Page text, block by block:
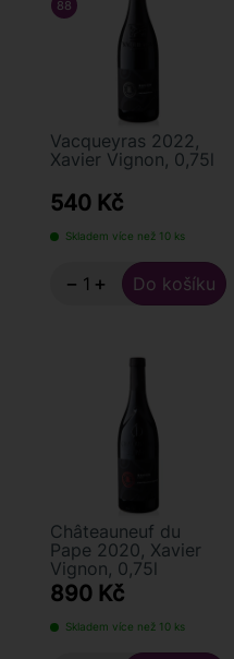
88 ANTONIO GALLONI
Vacqueyras 2022,
Xavier Vignon, 0,75l
540 Kč
Skladem více než 10 ks
− +
Châteauneuf du
Pape 2020, Xavier
Vignon, 0,75l
890 Kč
Skladem více než 10 ks